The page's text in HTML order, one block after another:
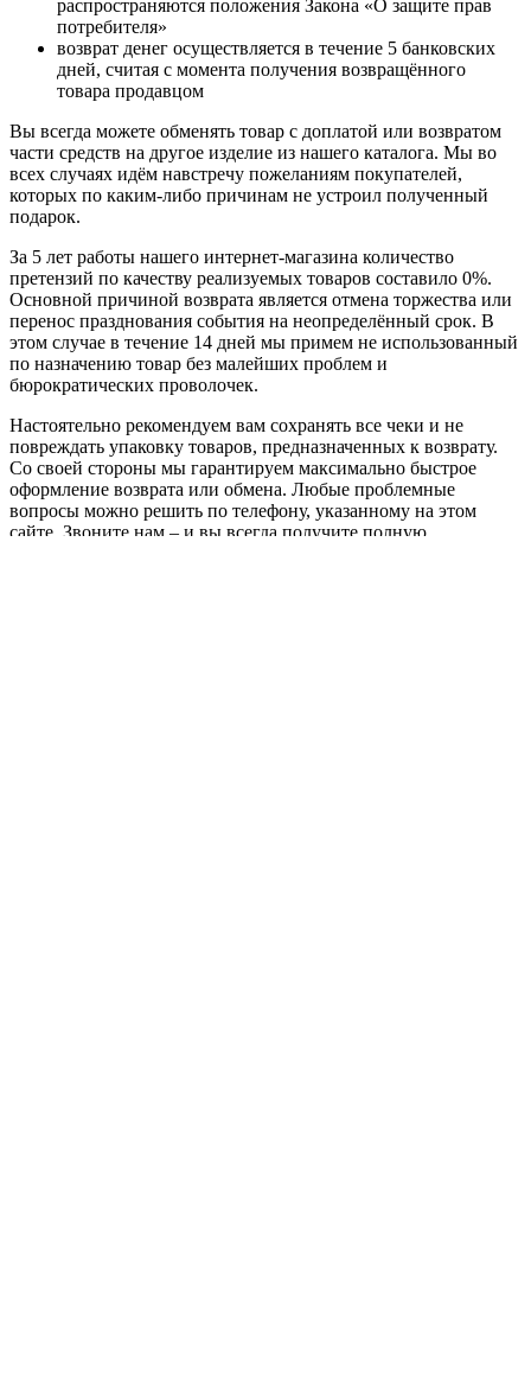
распространяются положения Закона «О защите прав
потребителя»
возврат денег осуществляется в течение 5 банковских
дней, считая с момента получения возвращённого
товара продавцом
Вы всегда можете обменять товар с доплатой или возвратом
части средств на другое изделие из нашего каталога. Мы во
всех случаях идём навстречу пожеланиям покупателей,
которых по каким-либо причинам не устроил полученный
подарок.
За 5 лет работы нашего интернет-магазина количество
претензий по качеству реализуемых товаров составило 0%.
Основной причиной возврата является отмена торжества или
перенос празднования события на неопределённый срок. В
этом случае в течение 14 дней мы примем не использованный
по назначению товар без малейших проблем и
бюрократических проволочек.
Настоятельно рекомендуем вам сохранять все чеки и не
повреждать упаковку товаров, предназначенных к возврату.
Со своей стороны мы гарантируем максимально быстрое
оформление возврата или обмена. Любые проблемные
вопросы можно решить по телефону, указанному на этом
сайте. Звоните нам – и вы всегда получите полную